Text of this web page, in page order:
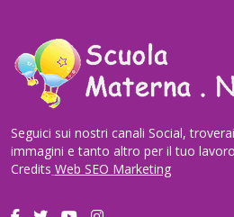
Seguici sui nostri canali Social,
immagini e tanto altro per il tuo
Credits Web SEO Marketing